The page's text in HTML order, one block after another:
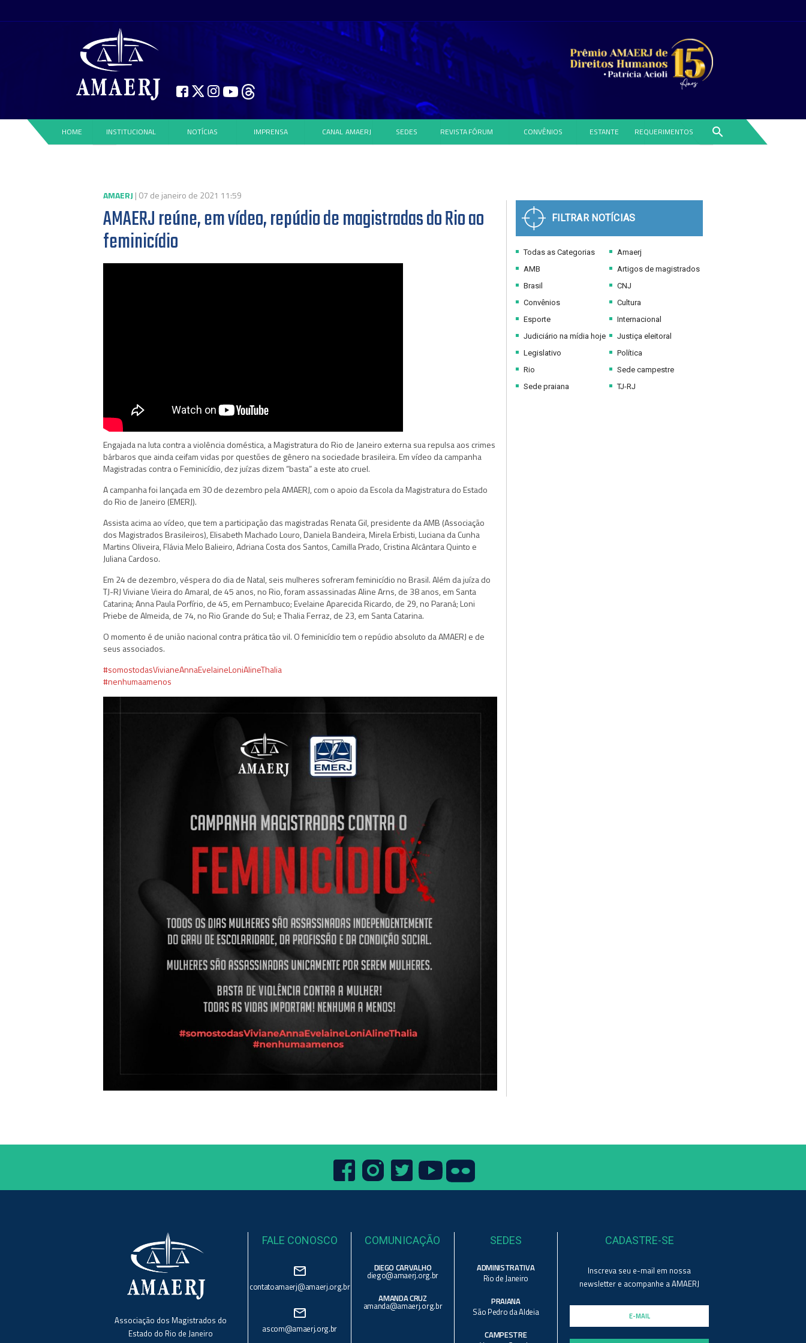
HOME INSTITUCIONAL NOTÍCIAS IMPRENSA CANAL AMAERJ SEDES REVISTAFÓRUM CONVÊNIOS ESTANTE REQUERIMENTOS search
AMAERJ | 07 de janeiro de 2021 11:59
AMAERJ reúne, em vídeo, repúdio de magistradas do Rio ao
feminicídio
Engajada na luta contra a violência doméstica, a Magistratura do Rio de Janeiro externa sua repulsa aos crimes
bárbaros que ainda ceifam vidas por questões de gênero na sociedade brasileira. Em vídeo da campanha
Magistradas contra o Feminicídio, dez juízas dizem “basta” a este ato cruel.
A campanha foi lançada em 30 de dezembro pela AMAERJ, com o apoio da Escola da Magistratura do Estado
do Rio de Janeiro (EMERJ).
Assista acima ao vídeo, que tem a participação das magistradas Renata Gil, presidente da AMB (Associação
dos Magistrados Brasileiros), Elisabeth Machado Louro, Daniela Bandeira, Mirela Erbisti, Luciana da Cunha
Martins Oliveira, Flávia Melo Balieiro, Adriana Costa dos Santos, Camilla Prado, Cristina Alcântara Quinto e
Juliana Cardoso.
Em 24 de dezembro, véspera do dia de Natal, seis mulheres sofreram feminicídio no Brasil. Além da juíza do
TJ-RJ Viviane Vieira do Amaral, de 45 anos, no Rio, foram assassinadas Aline Arns, de 38 anos, em Santa
Catarina; Anna Paula Porfírio, de 45, em Pernambuco; Evelaine Aparecida Ricardo, de 29, no Paraná; Loni
Priebe de Almeida, de 74, no Rio Grande do Sul; e Thalia Ferraz, de 23, em Santa Catarina.
O momento é de união nacional contra prática tão vil. O feminicídio tem o repúdio absoluto da AMAERJ e de
seus associados.
#somostodasVivianeAnnaEvelaineLoniAlineThalia
#nenhumaamenos
FILTRAR NOTÍCIAS
Todas as Categorias
AMB
Brasil
Convênios
Esporte
Judiciário na mídia hoje
Legislativo
Rio
Sede praiana
Amaerj
Artigos de magistrados
CNJ
Cultura
Internacional
Justiça eleitoral
Política
Sede campestre
TJ-RJ
Associação dos Magistrados do
Estado do Rio de Janeiro
FALE CONOSCO
mail_outline
contatoamaerj@amaerj.org.br
mail_outline
ascom@amaerj.org.br
COMUNICAÇÃO
DIEGO CARVALHO
diego@amaerj.org.br
AMANDA CRUZ
amanda@amaerj.org.br
SEDES
ADMINISTRATIVA
Rio de Janeiro
PRAIANA
São Pedro da Aldeia
CAMPESTRE
CADASTRE-SE
Inscreva seu e-mail em nossa
newsletter e acompanhe a AMAERJ